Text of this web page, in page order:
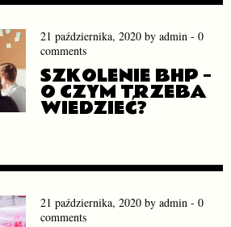
21 października, 2020by admin - 0
comments
SZKOLENIE BHP –
O CZYM TRZEBA
WIEDZIEĆ?
21 października, 2020by admin - 0
comments